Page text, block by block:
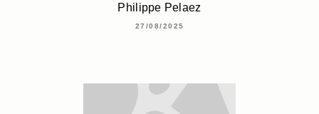
Philippe Pelaez
27/08/2025